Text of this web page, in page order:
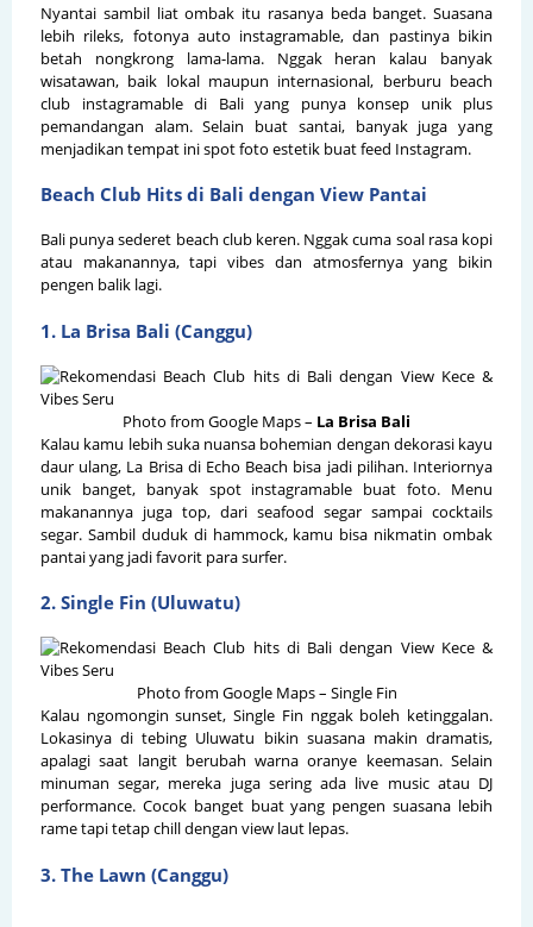
Nyantai sambil liat ombak itu rasanya beda banget. Suasana
lebih rileks, fotonya auto instagramable, dan pastinya bikin
betah nongkrong lama-lama. Nggak heran kalau banyak
wisatawan, baik lokal maupun internasional, berburu beach
club instagramable di Bali yang punya konsep unik plus
pemandangan alam. Selain buat santai, banyak juga yang
menjadikan tempat ini spot foto estetik buat feed Instagram.
Beach Club Hits di Bali dengan View Pantai
Bali punya sederet beach club keren. Nggak cuma soal rasa kopi
atau makanannya, tapi vibes dan atmosfernya yang bikin
pengen balik lagi.
1. La Brisa Bali (Canggu)
Photo from Google Maps – La Brisa Bali
Kalau kamu lebih suka nuansa bohemian dengan dekorasi kayu
daur ulang, La Brisa di Echo Beach bisa jadi pilihan. Interiornya
unik banget, banyak spot instagramable buat foto. Menu
makanannya juga top, dari seafood segar sampai cocktails
segar. Sambil duduk di hammock, kamu bisa nikmatin ombak
pantai yang jadi favorit para surfer.
2. Single Fin (Uluwatu)
Photo from Google Maps – Single Fin
Kalau ngomongin sunset, Single Fin nggak boleh ketinggalan.
Lokasinya di tebing Uluwatu bikin suasana makin dramatis,
apalagi saat langit berubah warna oranye keemasan. Selain
minuman segar, mereka juga sering ada live music atau DJ
performance. Cocok banget buat yang pengen suasana lebih
rame tapi tetap chill dengan view laut lepas.
3. The Lawn (Canggu)